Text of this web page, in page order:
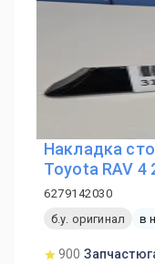
Накладка
Toyota RAV 4
6279142030
б.у. оригинал
в
900